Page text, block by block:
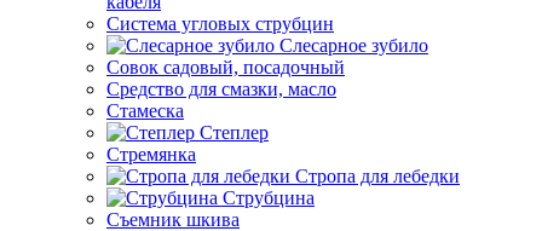
Система угловых струбцин
Слесарное зубило
Совок садовый, посадочный
Средство для смазки, масло
Стамеска
Степлер
Стремянка
Стропа для лебедки
Струбцина
Съемник шкива